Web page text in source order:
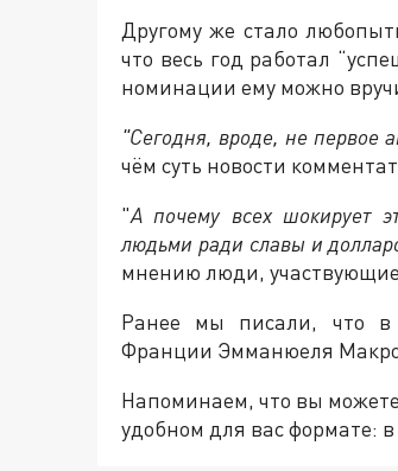
Другому же стало
что весь год работал
номинации ему можно
"Сегодня, вроде, не первое
чём суть новости
"А почему всех шокирует
людьми ради славы и
мнению люди,
Ранее мы писали, что в
Франции Эмманюеля
Напоминаем, что вы
удобном для вас формате: в